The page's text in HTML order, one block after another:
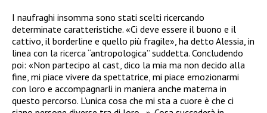
I naufraghi insomma sono stati scelti ricercando
determinate caratteristiche. «Ci deve essere il buono e il
cattivo, il borderline e quello più fragile», ha detto Alessia, in
linea con la ricerca “antropologica” suddetta. Concludendo
poi: «Non partecipo al cast, dico la mia ma non decido alla
fine, mi piace vivere da spettatrice, mi piace emozionarmi
con loro e accompagnarli in maniera anche materna in
questo percorso. L’unica cosa che mi sta a cuore è che ci